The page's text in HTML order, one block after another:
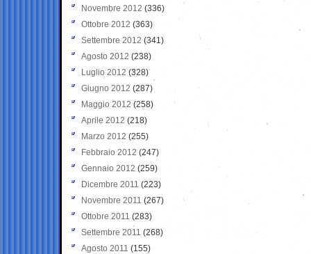
Novembre 2012 (336)
Ottobre 2012 (363)
Settembre 2012 (341)
Agosto 2012 (238)
Luglio 2012 (328)
Giugno 2012 (287)
Maggio 2012 (258)
Aprile 2012 (218)
Marzo 2012 (255)
Febbraio 2012 (247)
Gennaio 2012 (259)
Dicembre 2011 (223)
Novembre 2011 (267)
Ottobre 2011 (283)
Settembre 2011 (268)
Agosto 2011 (155)